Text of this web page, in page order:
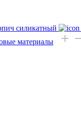
силикатный
материалы